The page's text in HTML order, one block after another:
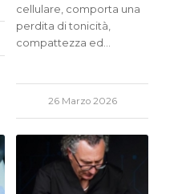
cellulare, comporta una
perdita di tonicità,
compattezza ed…
26 Marzo 2026